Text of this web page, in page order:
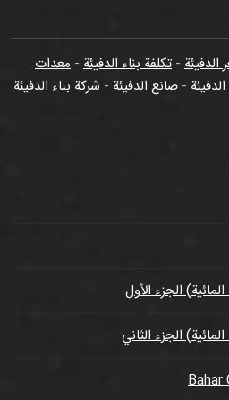
الدفيئة - تكلفة بناء الدفيئة - معدات
- صانع الدفيئة - شركة بناء الدفيئة
الجزء الأول
الجزء الثاني
Bahar